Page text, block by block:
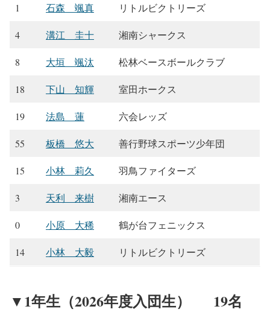
1 石森 颯真 リトルビクトリーズ
4 溝江 圭十 湘南シャークス
8 大垣 颯汰 松林ベースボールクラブ
18 下山 知輝 室田ホークス
19 法島 蓮 六会レッズ
55 板橋 悠大 善行野球スポーツ少年団
15 小林 莉久 羽鳥ファイターズ
3 天利 来樹 湘南エース
0 小原 大稀 鶴が台フェニックス
14 小林 大毅 リトルビクトリーズ
▼1年生（2026年度入団生） 19名